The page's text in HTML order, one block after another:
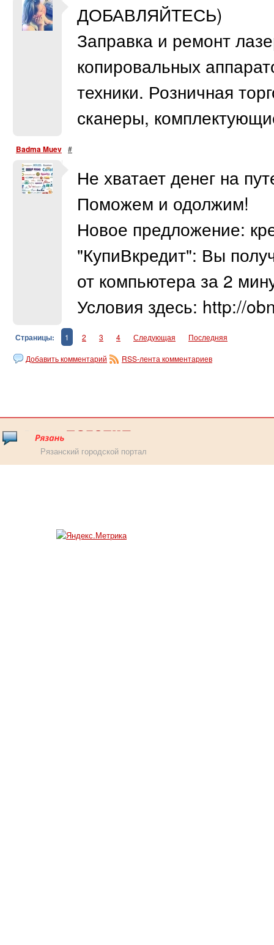
ДОБАВЛЯЙТЕСЬ)
Заправка и ремонт
копировальных
техники. Розничная
сканеры,
Badma Muev #
Не хватает денег на
Поможем и одолжим!
Новое предложение:
"КупиВкредит": Вы
от компьютера за 2
Условия здесь: http://
Страницы: 1 2 3 4 Следующая Последняя
Добавить комментарий RSS-лента комментариев
Рязанский городской портал